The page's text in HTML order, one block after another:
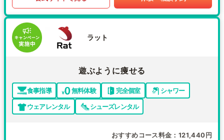
ラット
遊ぶように痩せる
食事指導 無料体験 完全個室
シャワー
ウェアレンタル
シューズレンタル
おすすめコース料金 121,440円